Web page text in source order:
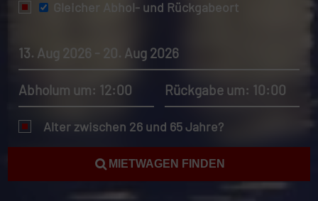
Gleicher Abhol- und Rückgabeort
13. Aug 2026 - 20. Aug 2026
Abholum um: 12:00 Rückgabe um: 10:00
Alter zwischen 26 und 65 Jahre?
MIETWAGEN FINDEN